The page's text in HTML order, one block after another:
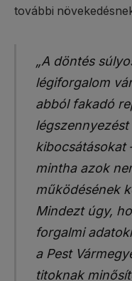
további
„A döntés
légiforgalom
abból fakadó
kibocsátásokat
mintha azok
működésének
Mindezt úgy,
forgalmi
a Pest
titoknak